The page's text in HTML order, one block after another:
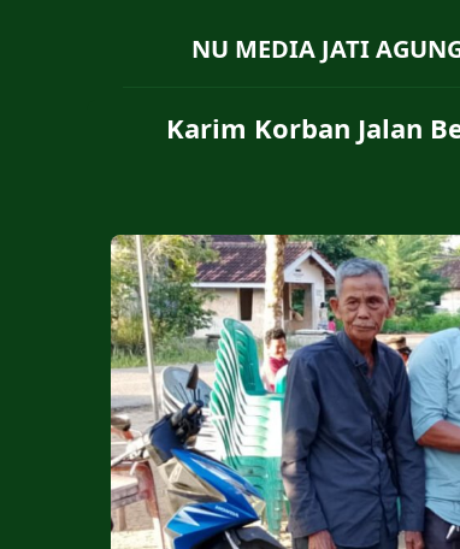
NU MEDIA JATI
Karim Korban Jalan